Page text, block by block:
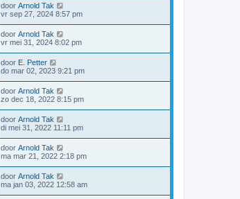
door Arnold Tak
vr sep 27, 2024 8:57 pm
door Arnold Tak
vr mei 31, 2024 8:02 pm
door E. Petter
do mar 02, 2023 9:21 pm
door Arnold Tak
zo dec 18, 2022 8:15 pm
door Arnold Tak
di mei 31, 2022 11:11 pm
door Arnold Tak
ma mar 21, 2022 2:18 pm
door Arnold Tak
ma jan 03, 2022 12:58 am